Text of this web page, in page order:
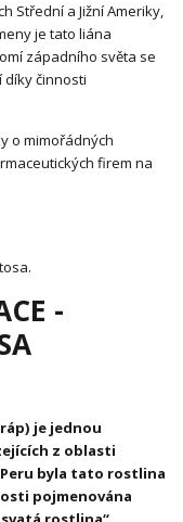
Střední a Jižní Ameriky,
je tato liána
západního světa se
díky činnosti
o mimořádných
firem na
-
je jednou
z oblasti
byla tato rostlina
pojmenována